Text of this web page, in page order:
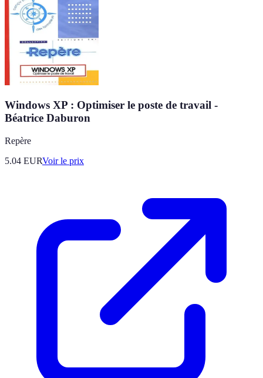
Windows XP : Optimiser le poste de travail -
Béatrice Daburon
Repère
5.04 EURVoir le prix